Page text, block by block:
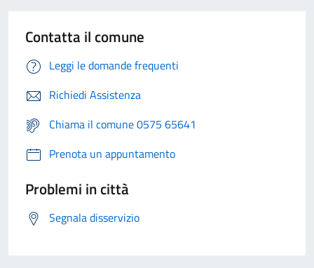
Contatta il comune
Leggi le domande frequenti
Richiedi Assistenza
Chiama il comune 0575 65641
Prenota un appuntamento
Problemi in città
Segnala disservizio